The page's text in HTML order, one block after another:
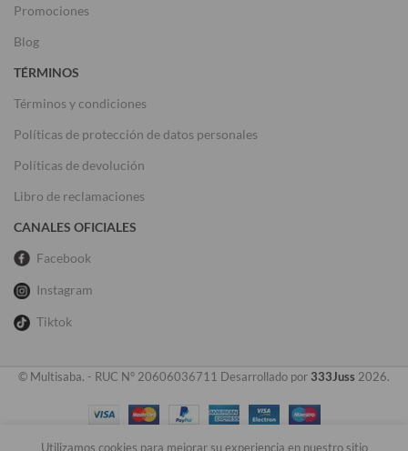
Promociones
Blog
TÉRMINOS
Términos y condiciones
Políticas de protección de datos personales
Políticas de devolución
Libro de reclamaciones
CANALES OFICIALES
Facebook
Instagram
Tiktok
© Multisaba. - RUC N° 20606036711 Desarrollado por 333Juss 2026.
Utilizamos cookies para mejorar su experiencia en nuestro sitio